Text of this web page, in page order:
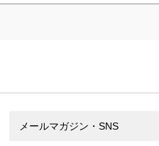
メールマガジン・SNS